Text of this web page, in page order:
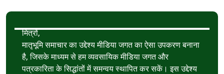
मित्रों,
मातृभूमि समाचार का उद्देश्य मीडिया जगत का ऐसा उपकरण बनाना
है, जिसके माध्यम से हम व्यवसायिक मीडिया जगत और
पत्रकारिता के सिद्धांतों में समन्वय स्थापित कर सकें। इस उद्देश्य